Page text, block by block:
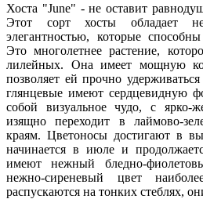
Хоста "June" - не оставит
Этот сорт хосты обладает
элегантностью, которые
Это многолетнее растение,
лилейных. Она имеет мощную
позволяет ей прочно
глянцевые имеют сердцевидную
собой визуальное чудо, с ярко-
изящно переходит в лаймово-
краям. Цветоносы достигают в
начинается в июле и
имеют нежный бледно-
нежно-сиреневый цвет
распускаются на тонких стеблях,